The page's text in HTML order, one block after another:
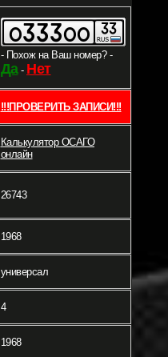
- Похож на Ваш номер? -
Да- Нет
!!!ПРОВЕРИТЬ ЗАПИСИ!!!
Калькулятор ОСАГО
онлайн
26743
1968
универсал
4
1968